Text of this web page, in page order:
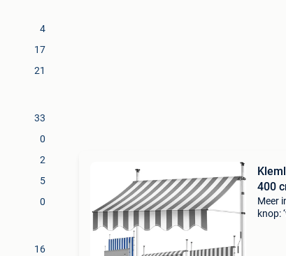
4
17
21
33
0
2
5
0
16
400
Meer
knop: